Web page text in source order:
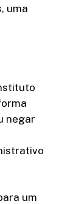
uma
negar
um